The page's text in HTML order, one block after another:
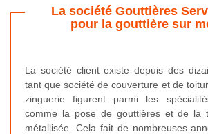
La société Gouttières
pour la gouttière sur
La société client existe depuis des
tant que société de couverture et de
zinguerie figurent parmi les
comme la pose de gouttières et de la
métallisée. Cela fait de nombreuses